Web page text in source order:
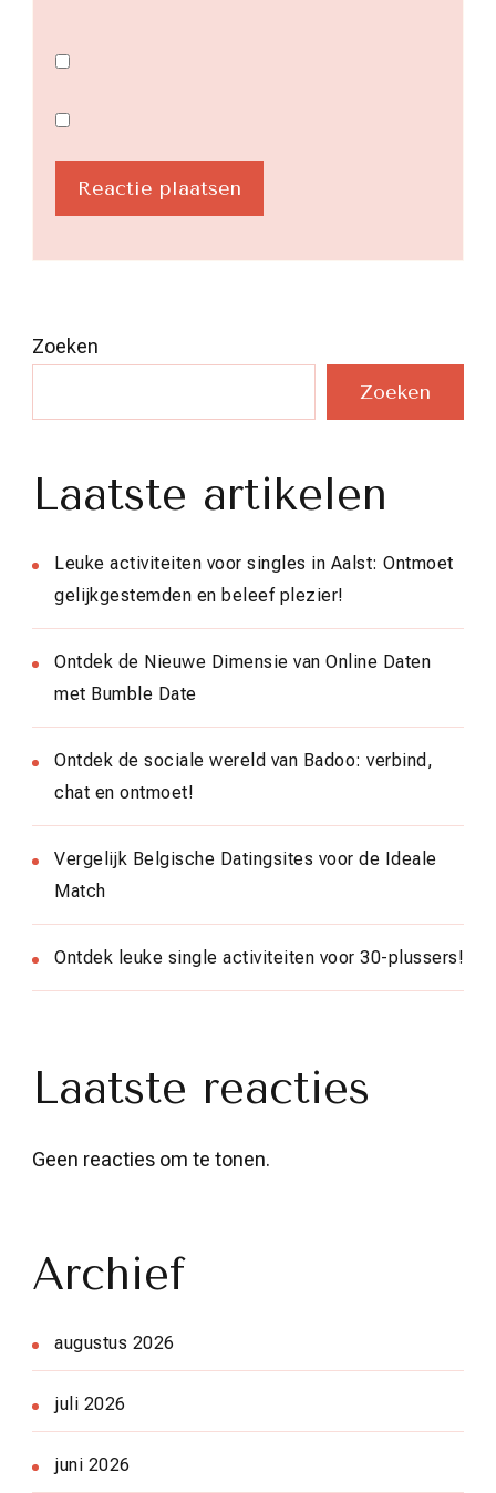
Zoeken
Zoeken
Laatste artikelen
Leuke activiteiten voor singles in Aalst: Ontmoet
gelijkgestemden en beleef plezier!
Ontdek de Nieuwe Dimensie van Online Daten
met Bumble Date
Ontdek de sociale wereld van Badoo: verbind,
chat en ontmoet!
Vergelijk Belgische Datingsites voor de Ideale
Match
Ontdek leuke single activiteiten voor 30-plussers!
Laatste reacties
Geen reacties om te tonen.
Archief
augustus 2026
juli 2026
juni 2026